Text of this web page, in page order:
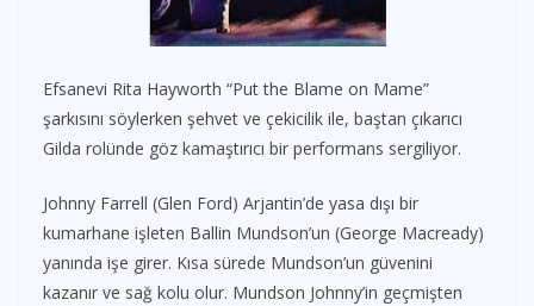
Efsanevi Rita Hayworth “Put the Blame on Mame”
şarkısını söylerken şehvet ve çekicilik ile, baştan çıkarıcı
Gilda rolünde göz kamaştırıcı bir performans sergiliyor.
Johnny Farrell (Glen Ford) Arjantin’de yasa dışı bir
kumarhane işleten Ballin Mundson’un (George Macready)
yanında işe girer. Kısa sürede Mundson’un güvenini
kazanır ve sağ kolu olur. Mundson Johnny’in geçmişten